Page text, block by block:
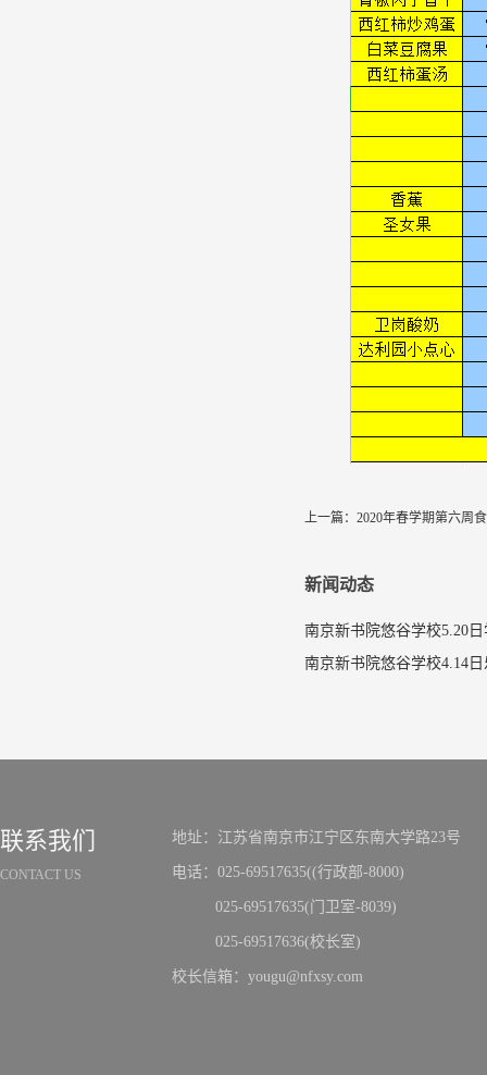
上一篇： 2020年春学期第六周
新闻动态
南京新书院悠谷学校5.20
联系我们
CONTACT US
地址：江苏省南京市江宁区东南大学路23号
电话：025-69517635((行政部-8000)
025-69517635(门卫室-8039)
025-69517636(校长室)
校长信箱：yougu@nfxsy.com